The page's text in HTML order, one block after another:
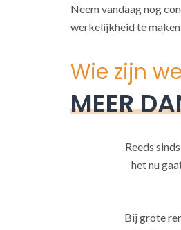
Neem vandaag nog
werkelijkheid te maken.
Wie zijn
MEER
Reeds
het nu
Bij grote